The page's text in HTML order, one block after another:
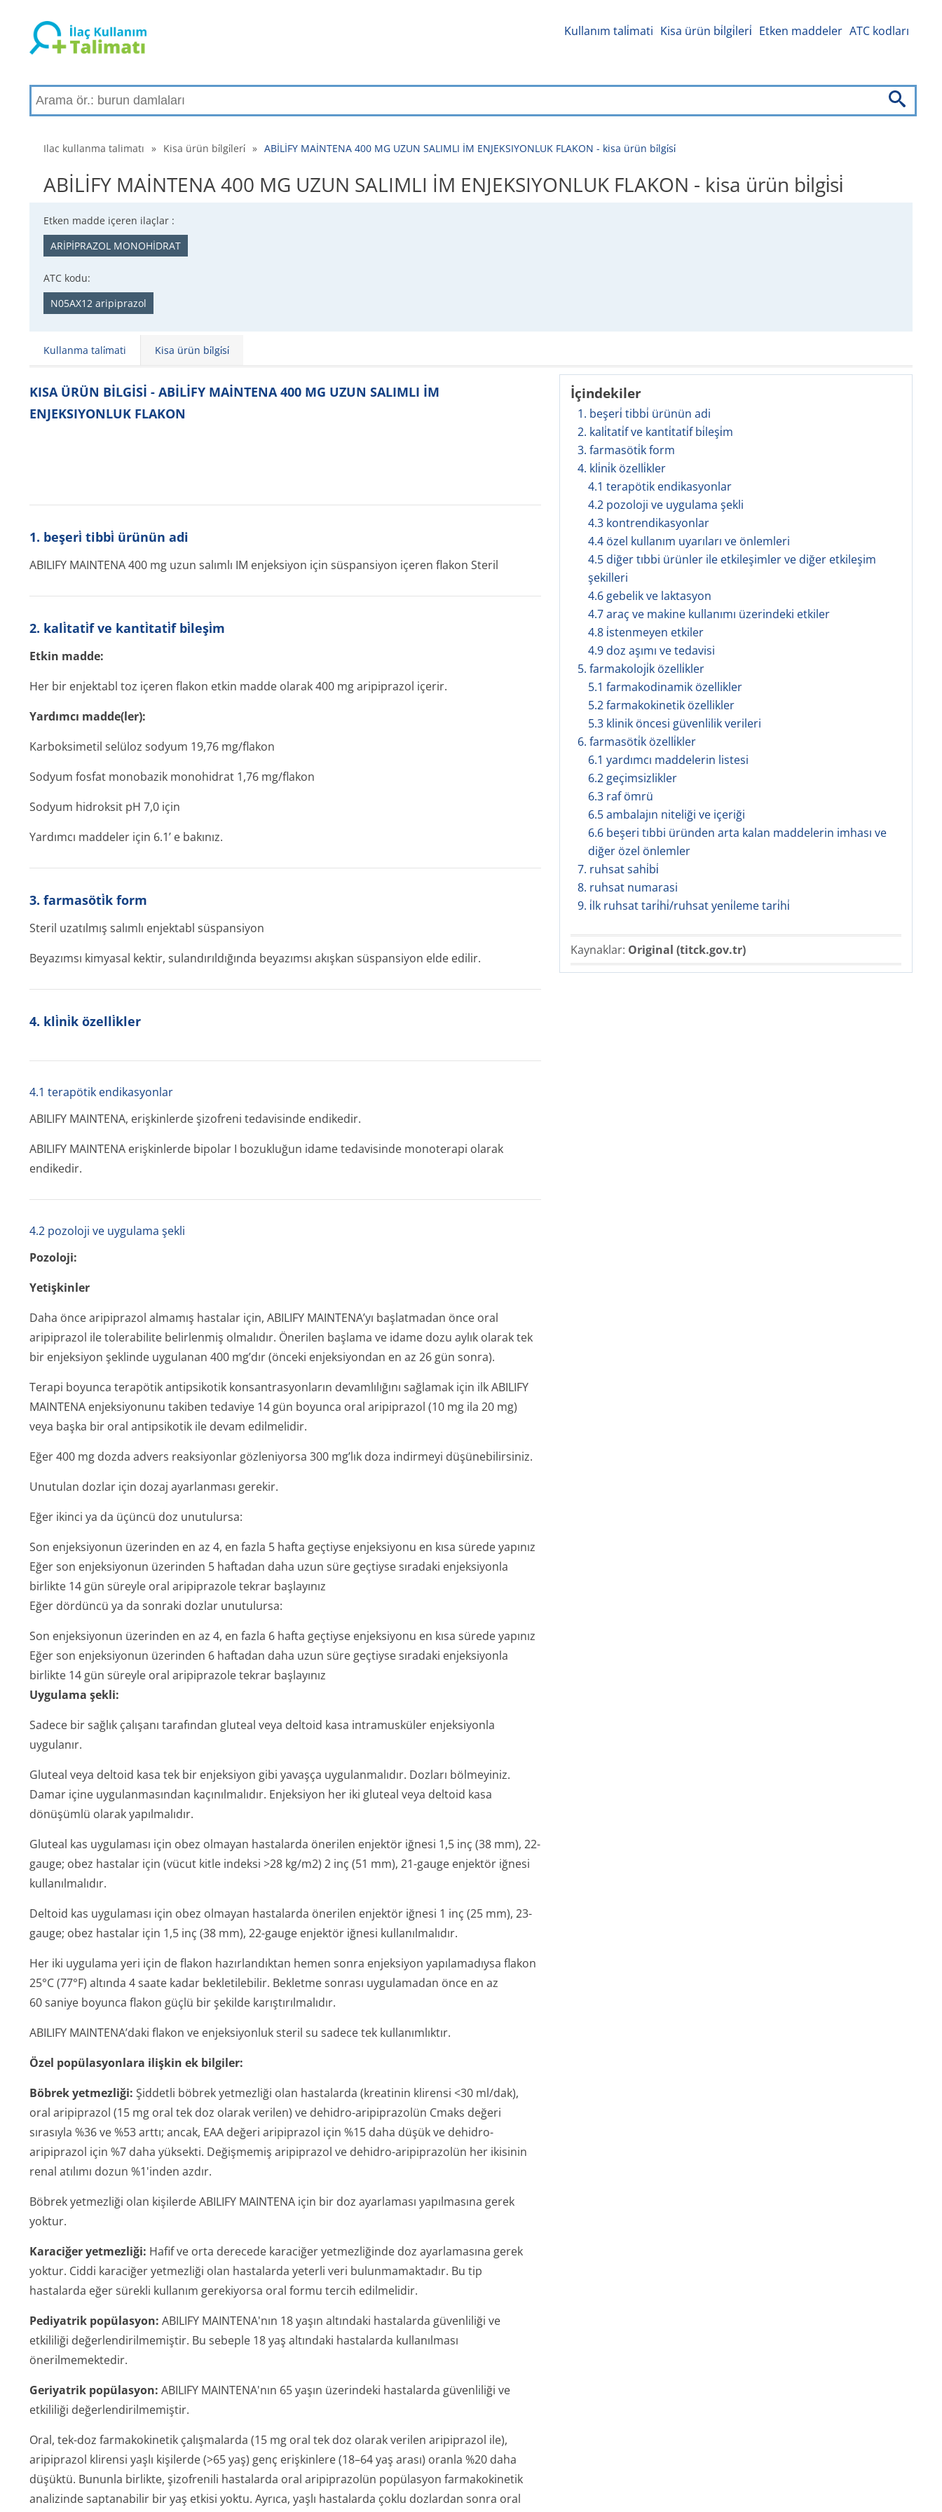
Kullanım tali̇mati Kisa ürün bi̇lgi̇leri̇ Etken maddeler ATC kodları
Ilac kullanma talimatı » Kisa ürün bi̇lgi̇leri̇ » ABİLİFY MAİNTENA 400 MG UZUN SALIMLI İM ENJEKSIYONLUK FLAKON - kisa ürün bi̇lgi̇si̇
ABİLİFY MAİNTENA 400 MG UZUN SALIMLI İM ENJEKSIYONLUK FLAKON - kisa ürün bi̇lgi̇si̇
Etken madde içeren ilaçlar :
ARİPİPRAZOL MONOHİDRAT
ATC kodu:
N05AX12 aripiprazol
Kullanma tali̇mati Kisa ürün bi̇lgi̇si̇
İçindekiler
1. beşeri̇ tibbi̇ ürünün adi
2. kali̇tati̇f ve kanti̇tati̇f bi̇leşi̇m
3. farmasöti̇k form
4. kli̇ni̇k özelli̇kler
4.1 terapötik endikasyonlar
4.2 pozoloji ve uygulama şekli
4.3 kontrendikasyonlar
4.4 özel kullanım uyarıları ve önlemleri
4.5 diğer tıbbi ürünler ile etkileşimler ve diğer etkileşim
şekilleri
4.6 gebelik ve laktasyon
4.7 araç ve makine kullanımı üzerindeki etkiler
4.8 i̇stenmeyen etkiler
4.9 doz aşımı ve tedavisi
5. farmakoloji̇k özelli̇kler
5.1 farmakodinamik özellikler
5.2 farmakokinetik özellikler
5.3 klinik öncesi güvenlilik verileri
6. farmasöti̇k özelli̇kler
6.1 yardımcı maddelerin listesi
6.2 geçimsizlikler
6.3 raf ömrü
6.5 ambalajın niteliği ve içeriği
6.6 beşeri tıbbi üründen arta kalan maddelerin imhası ve
diğer özel önlemler
7. ruhsat sahi̇bi̇
8. ruhsat numarasi
9. i̇lk ruhsat tari̇hi̇/ruhsat yeni̇leme tari̇hi̇
Kaynaklar: Original (titck.gov.tr)
KISA ÜRÜN BİLGİSİ - ABİLİFY MAİNTENA 400 MG UZUN SALIMLI İM
ENJEKSIYONLUK FLAKON
1. beşeri̇ tibbi̇ ürünün adi
ABILIFY MAINTENA 400 mg uzun salımlı IM enjeksiyon için süspansiyon içeren flakon Steril
2. kali̇tati̇f ve kanti̇tati̇f bi̇leşi̇m
Etkin madde:
Her bir enjektabl toz içeren flakon etkin madde olarak 400 mg aripiprazol içerir.
Yardımcı madde(ler):
Karboksimetil selüloz sodyum 19,76 mg/flakon
Sodyum fosfat monobazik monohidrat 1,76 mg/flakon
Sodyum hidroksit pH 7,0 için
Yardımcı maddeler için 6.1’ e bakınız.
3. farmasöti̇k form
Steril uzatılmış salımlı enjektabl süspansiyon
Beyazımsı kimyasal kektir, sulandırıldığında beyazımsı akışkan süspansiyon elde edilir.
4. kli̇ni̇k özelli̇kler
4.1 terapötik endikasyonlar
ABILIFY MAINTENA, erişkinlerde şizofreni tedavisinde endikedir.
ABILIFY MAINTENA erişkinlerde bipolar I bozukluğun idame tedavisinde monoterapi olarak
endikedir.
4.2 pozoloji ve uygulama şekli
Pozoloji:
Yetişkinler
Daha önce aripiprazol almamış hastalar için, ABILIFY MAINTENA’yı başlatmadan önce oral
aripiprazol ile tolerabilite belirlenmiş olmalıdır. Önerilen başlama ve idame dozu aylık olarak tek
bir enjeksiyon şeklinde uygulanan 400 mg’dır (önceki enjeksiyondan en az 26 gün sonra).
Terapi boyunca terapötik antipsikotik konsantrasyonların devamlılığını sağlamak için ilk ABILIFY
MAINTENA enjeksiyonunu takiben tedaviye 14 gün boyunca oral aripiprazol (10 mg ila 20 mg)
veya başka bir oral antipsikotik ile devam edilmelidir.
Eğer 400 mg dozda advers reaksiyonlar gözleniyorsa 300 mg’lık doza indirmeyi düşünebilirsiniz.
Unutulan dozlar için dozaj ayarlanması gerekir.
Eğer ikinci ya da üçüncü doz unutulursa:
Son enjeksiyonun üzerinden en az 4, en fazla 5 hafta geçtiyse enjeksiyonu en kısa sürede yapınız
Eğer son enjeksiyonun üzerinden 5 haftadan daha uzun süre geçtiyse sıradaki enjeksiyonla
birlikte 14 gün süreyle oral aripiprazole tekrar başlayınız
Eğer dördüncü ya da sonraki dozlar unutulursa:
Son enjeksiyonun üzerinden en az 4, en fazla 6 hafta geçtiyse enjeksiyonu en kısa sürede yapınız
Eğer son enjeksiyonun üzerinden 6 haftadan daha uzun süre geçtiyse sıradaki enjeksiyonla
birlikte 14 gün süreyle oral aripiprazole tekrar başlayınız
Uygulama şekli:
Sadece bir sağlık çalışanı tarafından gluteal veya deltoid kasa intramusküler enjeksiyonla
uygulanır.
Gluteal veya deltoid kasa tek bir enjeksiyon gibi yavaşça uygulanmalıdır. Dozları bölmeyiniz.
Damar içine uygulanmasından kaçınılmalıdır. Enjeksiyon her iki gluteal veya deltoid kasa
dönüşümlü olarak yapılmalıdır.
Gluteal kas uygulaması için obez olmayan hastalarda önerilen enjektör iğnesi 1,5 inç (38 mm), 22-
gauge; obez hastalar için (vücut kitle indeksi >28 kg/m2) 2 inç (51 mm), 21-gauge enjektör iğnesi
kullanılmalıdır.
Deltoid kas uygulaması için obez olmayan hastalarda önerilen enjektör iğnesi 1 inç (25 mm), 23-
gauge; obez hastalar için 1,5 inç (38 mm), 22-gauge enjektör iğnesi kullanılmalıdır.
Her iki uygulama yeri için de flakon hazırlandıktan hemen sonra enjeksiyon yapılamadıysa flakon
25°C (77°F) altında 4 saate kadar bekletilebilir. Bekletme sonrası uygulamadan önce en az
60 saniye boyunca flakon güçlü bir şekilde karıştırılmalıdır.
ABILIFY MAINTENA’daki flakon ve enjeksiyonluk steril su sadece tek kullanımlıktır.
Özel popülasyonlara ilişkin ek bilgiler:
Böbrek yetmezliği: Şiddetli böbrek yetmezliği olan hastalarda (kreatinin klirensi <30 ml/dak),
oral aripiprazol (15 mg oral tek doz olarak verilen) ve dehidro-aripiprazolün Cmaks değeri
sırasıyla %36 ve %53 arttı; ancak, EAA değeri aripiprazol için %15 daha düşük ve dehidro-
aripiprazol için %7 daha yüksekti. Değişmemiş aripiprazol ve dehidro-aripiprazolün her ikisinin
renal atılımı dozun %1'inden azdır.
Böbrek yetmezliği olan kişilerde ABILIFY MAINTENA için bir doz ayarlaması yapılmasına gerek
yoktur.
Karaciğer yetmezliği: Hafif ve orta derecede karaciğer yetmezliğinde doz ayarlamasına gerek
yoktur. Ciddi karaciğer yetmezliği olan hastalarda yeterli veri bulunmamaktadır. Bu tip
hastalarda eğer sürekli kullanım gerekiyorsa oral formu tercih edilmelidir.
Pediyatrik popülasyon: ABILIFY MAINTENA'nın 18 yaşın altındaki hastalarda güvenliliği ve
etkililiği değerlendiril­memiştir. Bu sebeple 18 yaş altındaki hastalarda kullanılması
önerilmemektedir.
Geriyatrik popülasyon: ABILIFY MAINTENA'nın 65 yaşın üzerindeki hastalarda güvenliliği ve
etkililiği değerlendiril­memiştir.
Oral, tek-doz farmakokinetik çalışmalarda (15 mg oral tek doz olarak verilen aripiprazol ile),
aripiprazol klirensi yaşlı kişilerde (>65 yaş) genç erişkinlere (18–64 yaş arası) oranla %20 daha
düşüktü. Bununla birlikte, şizofrenili hastalarda oral aripiprazolün popülasyon farmakokinetik
analizinde saptanabilir bir yaş etkisi yoktu. Ayrıca, yaşlı hastalarda çoklu dozlardan sonra oral